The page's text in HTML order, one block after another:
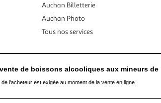
Auchan Billetterie
Auchan Photo
Tous nos services
de boissons alcooliques aux mineurs de
de l'acheteur est exigée au moment de la vente en ligne.